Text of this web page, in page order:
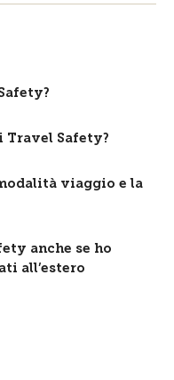
Travel Safety?
viaggio e la
anche se ho
all’estero